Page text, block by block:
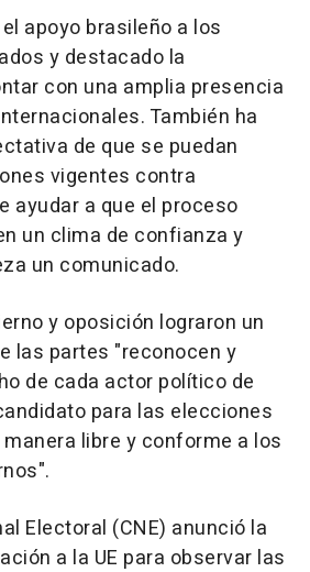
apoyo brasileño a los
y destacado la
con una amplia presencia
También ha
de que se puedan
vigentes contra
ayudar a que el proceso
un clima de confianza y
un comunicado.
y oposición lograron un
las partes "reconocen y
de cada actor político de
para las elecciones
libre y conforme a los
Electoral (CNE) anunció la
a la UE para observar las